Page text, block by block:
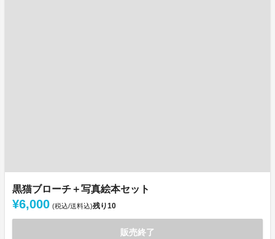
黒猫ブローチ＋写真絵本セット
¥6,000 (税込/送料込)残り10
販売終了